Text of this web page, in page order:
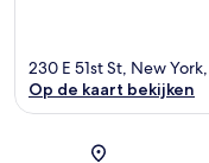
230 E 51st St, New
Op de kaart bekijken